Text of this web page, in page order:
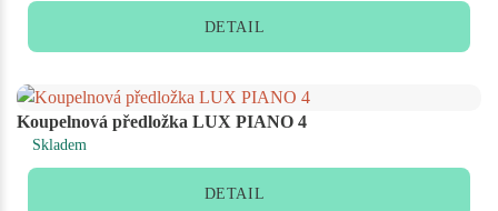
DETAIL
Koupelnová předložka LUX PIANO 4
Skladem
DETAIL